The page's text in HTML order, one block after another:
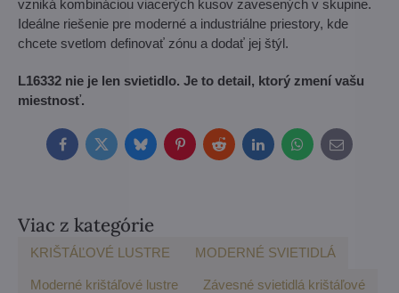
vzniká kombináciou viacerých kusov zavesených v skupine.
Ideálne riešenie pre moderné a industriálne priestory, kde
chcete svetlom definovať zónu a dodať jej štýl.
L16332 nie je len svietidlo. Je to detail, ktorý zmení vašu
miestnosť.
FacebookTwitterBlueskyPinterestRedditLinkedInWhatsApp
E-
mail
Viac z kategórie
KRIŠTÁĽOVÉ LUSTRE MODERNÉ SVIETIDLÁ
Moderné krištáľové lustre Závesné svietidlá krištáľové